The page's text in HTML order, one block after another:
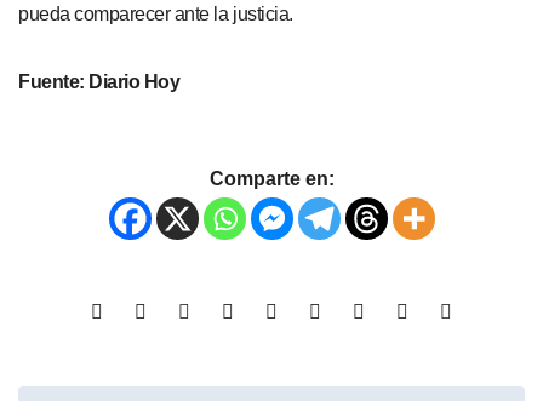
pueda comparecer ante la justicia.
Fuente: Diario Hoy
Comparte en: